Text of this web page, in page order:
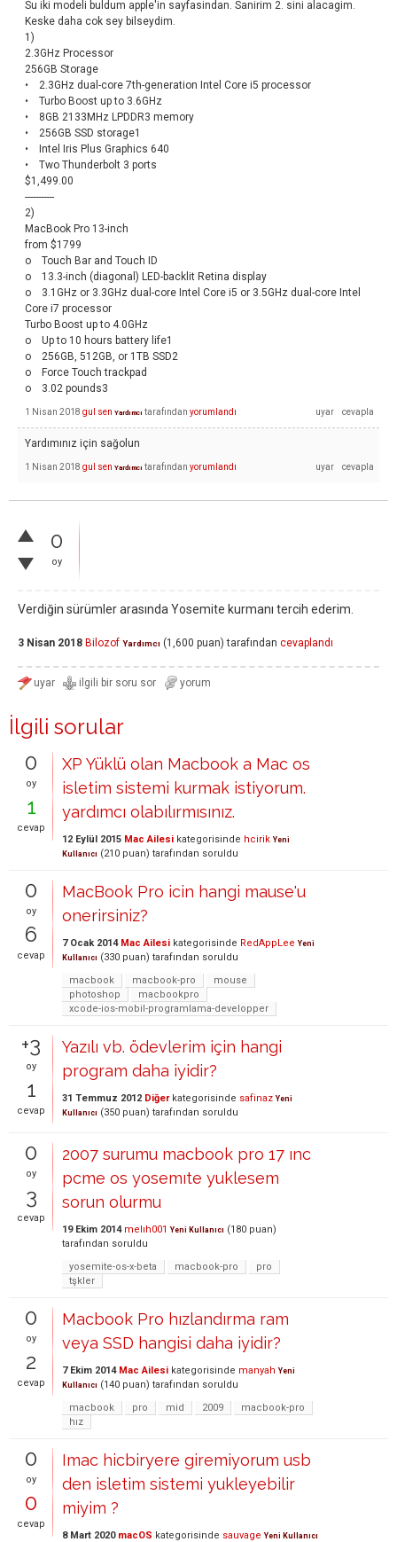
Su iki modeli buldum apple'in sayfasindan. Sanirim 2. sini alacagim.
Keske daha cok sey bilseydim.
1)
2.3GHz Processor
256GB Storage
• 2.3GHz dual-core 7th-generation Intel Core i5 processor
• Turbo Boost up to 3.6GHz
• 8GB 2133MHz LPDDR3 memory
• 256GB SSD storage1
• Intel Iris Plus Graphics 640
• Two Thunderbolt 3 ports
$1,499.00
-----------
2)
MacBook Pro 13-inch
from $1799
o Touch Bar and Touch ID
o 13.3-inch (diagonal) LED-backlit Retina display
o 3.1GHz or 3.3GHz dual-core Intel Core i5 or 3.5GHz dual-core Intel
Core i7 processor
Turbo Boost up to 4.0GHz
o Up to 10 hours battery life1
o 256GB, 512GB, or 1TB SSD2
o Force Touch trackpad
o 3.02 pounds3
1 Nisan 2018 gul sen Yardımcı tarafından yorumlandı
Yardımınız için sağolun
1 Nisan 2018 gul sen Yardımcı tarafından yorumlandı
0
oy
Verdiğin sürümler arasında Yosemite kurmanı tercih ederim.
3 Nisan 2018 Bilozof Yardımcı (1,600 puan) tarafından cevaplandı
İlgili sorular
0
oy
1
cevap
XP Yüklü olan Macbook a Mac os
isletim sistemi kurmak istiyorum.
yardımcı olabılırmısınız.
12 Eylül 2015 Mac Ailesi kategorisinde hcirik Yeni
Kullanıcı (210 puan) tarafından soruldu
0
oy
6
cevap
MacBook Pro icin hangi mause'u
onerirsiniz?
7 Ocak 2014 Mac Ailesi kategorisinde RedAppLee Yeni
Kullanıcı (330 puan) tarafından soruldu
macbook
macbook-pro
mouse
photoshop
macbookpro
xcode-ios-mobil-programlama-developper
+3
oy
1
cevap
Yazılı vb. ödevlerim için hangi
program daha iyidir?
31 Temmuz 2012 Diğerkategorisinde safinaz Yeni
Kullanıcı (350 puan) tarafından soruldu
0
oy
3
cevap
2007 surumu macbook pro 17 ınc
pcme os yosemıte yuklesem
sorun olurmu
19 Ekim 2014 melıh001 Yeni Kullanıcı (180 puan)
tarafından soruldu
yosemite-os-x-beta
macbook-pro
pro
tşkler
0
oy
2
cevap
Macbook Pro hızlandırma ram
veya SSD hangisi daha iyidir?
7 Ekim 2014 Mac Ailesi kategorisinde manyah Yeni
Kullanıcı (140 puan) tarafından soruldu
macbook
pro mid 2009
macbook-pro
hız
0
oy
0
cevap
Imac hicbiryere giremiyorum usb
den isletim sistemi yukleyebilir
miyim ?
8 Mart 2020 macOS kategorisinde sauvage Yeni Kullanıcı